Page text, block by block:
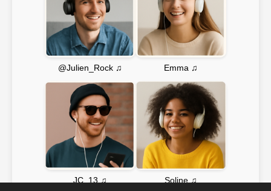
@Julien_Rock ♫ Emma ♫
JC_13 ♫ Soline ♫